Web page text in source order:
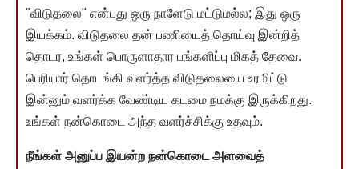
"விடுதலை" என்பது ஒரு நாளேடு மட்டுமல்ல; இது ஒரு
இயக்கம். விடுதலை தன் பணியைத் தொய்வு இன்றித்
தொடர, உங்கள் பொருளாதார பங்களிப்பு மிகத் தேவை.
பெரியார் தொடங்கி வளர்த்த விடுதலையை உரமிட்டு
இன்னும் வளர்க்க வேண்டிய கடமை நமக்கு இருக்கிறது.
உங்கள் நன்கொடை அந்த வளர்ச்சிக்கு உதவும்.
நீங்கள் அனுப்ப இயன்ற நன்கொடை அளவைத்